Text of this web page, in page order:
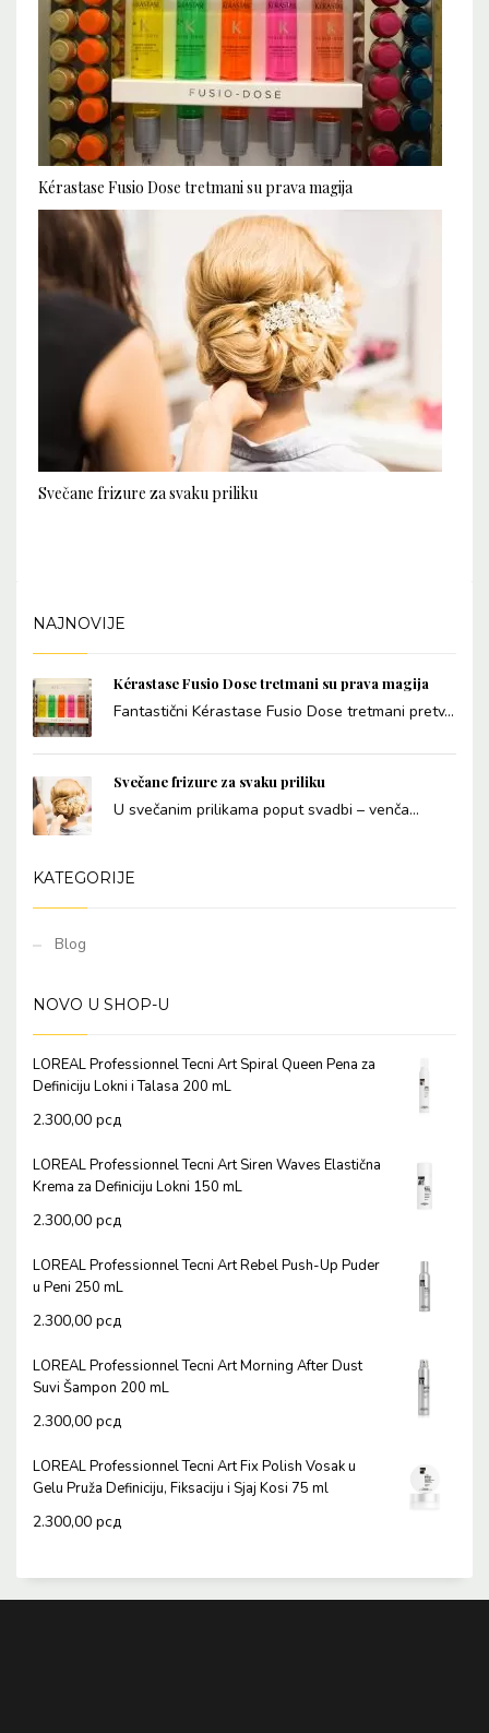
Kérastase Fusio Dose tretmani su prava magija
Svečane frizure za svaku priliku
NAJNOVIJE
Kérastase Fusio Dose tretmani su prava magija
Fantastični Kérastase Fusio Dose tretmani pretv...
Svečane frizure za svaku priliku
U svečanim prilikama poput svadbi – venča...
KATEGORIJE
Blog
NOVO U SHOP-U
LOREAL Professionnel Tecni Art Spiral Queen Pena za
Definiciju Lokni i Talasa 200 mL
2.300,00 рсд
LOREAL Professionnel Tecni Art Siren Waves Elastična
Krema za Definiciju Lokni 150 mL
2.300,00 рсд
LOREAL Professionnel Tecni Art Rebel Push-Up Puder
u Peni 250 mL
2.300,00 рсд
LOREAL Professionnel Tecni Art Morning After Dust
Suvi Šampon 200 mL
2.300,00 рсд
LOREAL Professionnel Tecni Art Fix Polish Vosak u
Gelu Pruža Definiciju, Fiksaciju i Sjaj Kosi 75 ml
2.300,00 рсд